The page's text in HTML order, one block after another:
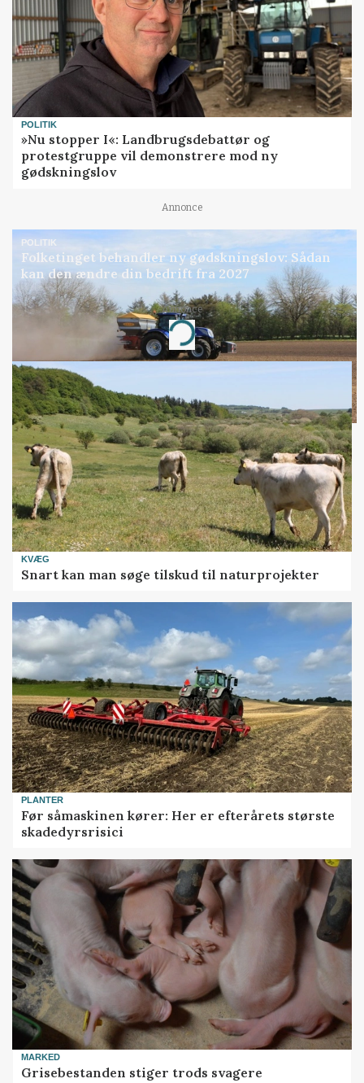
POLITIK
»Nu stopper I«: Landbrugsdebattør og
protestgruppe vil demonstrere mod ny
gødskningslov
Annonce
POLITIK
Folketinget behandler ny gødskningslov: Sådan
kan den ændre din bedrift fra 2027
Annonce
Loading...
KVÆG
Snart kan man søge tilskud til naturprojekter
PLANTER
Før såmaskinen kører: Her er efterårets største
skadedyrsrisici
MARKED
Grisebestanden stiger trods svagere